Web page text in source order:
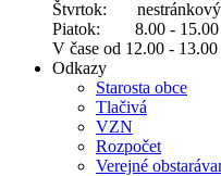
Štvrtok: nestránkový
Piatok: 8.00 - 15.00
V čase od 12.00 -
Odkazy
Starosta obce
Tlačivá
VZN
Rozpočet
Verejné